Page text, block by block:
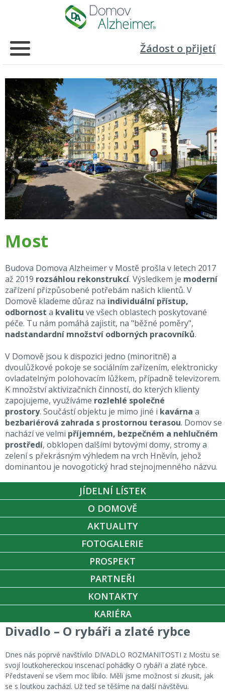
Žádost o přijetí
Most
Budova Domova Alzheimer v Mostě prošla v letech 2017
až 2019 rozsáhlou rekonstrukcí. Výsledkem je moderní
zařízení přizpůsobené potřebám našich klientů. V
Domově klademe důraz na individuální přístup,
odbornost a kvalitu ve všech oblastech poskytované
péče. Tu nám pomáhá zajistit, na "běžné poměry",
nadstandardní množství odborných pracovníků.
V Domově jsou k dispozici jedno (minoritně) a
dvoulůžkové pokoje se sociálním zařízením, elektronicky
ovladatelným polohovacím lůžkem, případně televizorem.
K množství aktivizačních činností, do kterých klienty
zapojujeme, využíváme rozlehlé společné
prostory. Součástí objektu je mimo jiné i kavárna a
bezbariérová zahrada s prostornou terasou. Domov se
nachází ve velmi příjemném, bezpečném a nehlučném
prostředí, obklopen dalšími bytovými domy, stromy a
zelení s překrásným výhledem na vrch Hněvín, jehož
dominantou je novogotický hrad stejnojmenného názvu.
JÍDELNÍ LÍSTEK
O DOMOVĚ
AKTUALITY
FOTOGALERIE
PROSPEKT
PARTNEŘI
KONTAKTY
KARIÉRA
Divadlo – O rybáři a zlaté rybce
Dnes nás poprvé navštívilo DIVADLO ROZMANITOSTI z Mostu se
svojí loutkohereckou inscenací pohádky O rybáři a zlaté rybce.
Představení se všem moc líbilo. Měli jsme možnost si zkusit, jak
se s loutkou zachází. Už teď se těšíme na další návštěvu.